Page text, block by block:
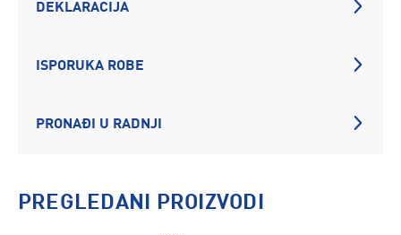
DEKLARACIJA
ISPORUKA ROBE
PRONAĐI U RADNJI
PREGLEDANI PROIZVODI